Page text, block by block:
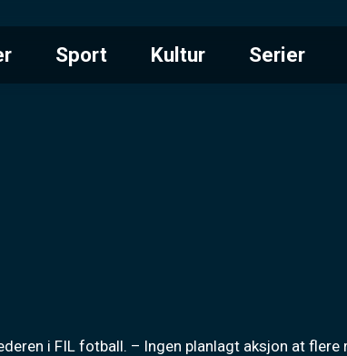
Sport Kultur Serier
i FIL fotball. – Ingen planlagt aksjon at